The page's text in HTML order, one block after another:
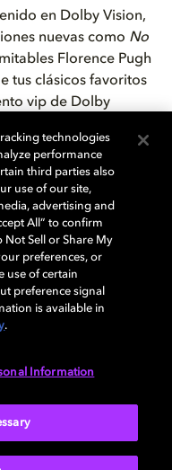
en Dolby Vision,
nuevas como No
Florence Pugh
tus clásicos favoritos
vip de Dolby
en Dolby Vision
el agua, ¡luego no
inicial de si Dolby
sabemos que,
tiempo de la mejor
posible en
con tu propio home
guía de
technologies
performance
third parties also
use of our site,
advertising and
All” to confirm
Not Sell or Share My
preferences, or
use of certain
preference signal
is available in
.
Information